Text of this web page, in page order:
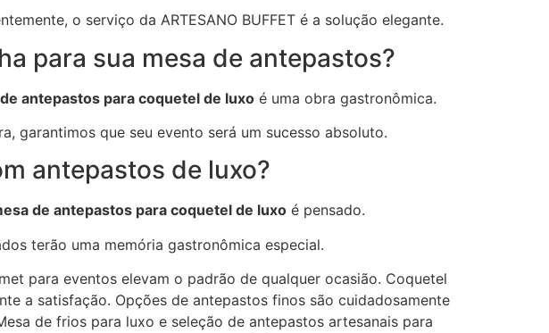
o serviço da ARTESANO BUFFET é a solução elegante.
para sua mesa de antepastos?
antepastos para coquetel de luxo é uma obra gastronômica.
garantimos que seu evento será um sucesso absoluto.
antepastos de luxo?
de antepastos para coquetel de luxo é pensado.
terão uma memória gastronômica especial.
para eventos elevam o padrão de qualquer ocasião. Coquetel
a satisfação. Opções de antepastos finos são cuidadosamente
de frios para luxo e seleção de antepastos artesanais para